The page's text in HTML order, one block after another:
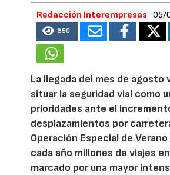
Redacción Interempresas 05/
850
La llegada del mes de agosto
situar la seguridad vial como
prioridades ante el
desplazamientos por
Operación Especial de
cada año millones de viajes
marcado por una mayor